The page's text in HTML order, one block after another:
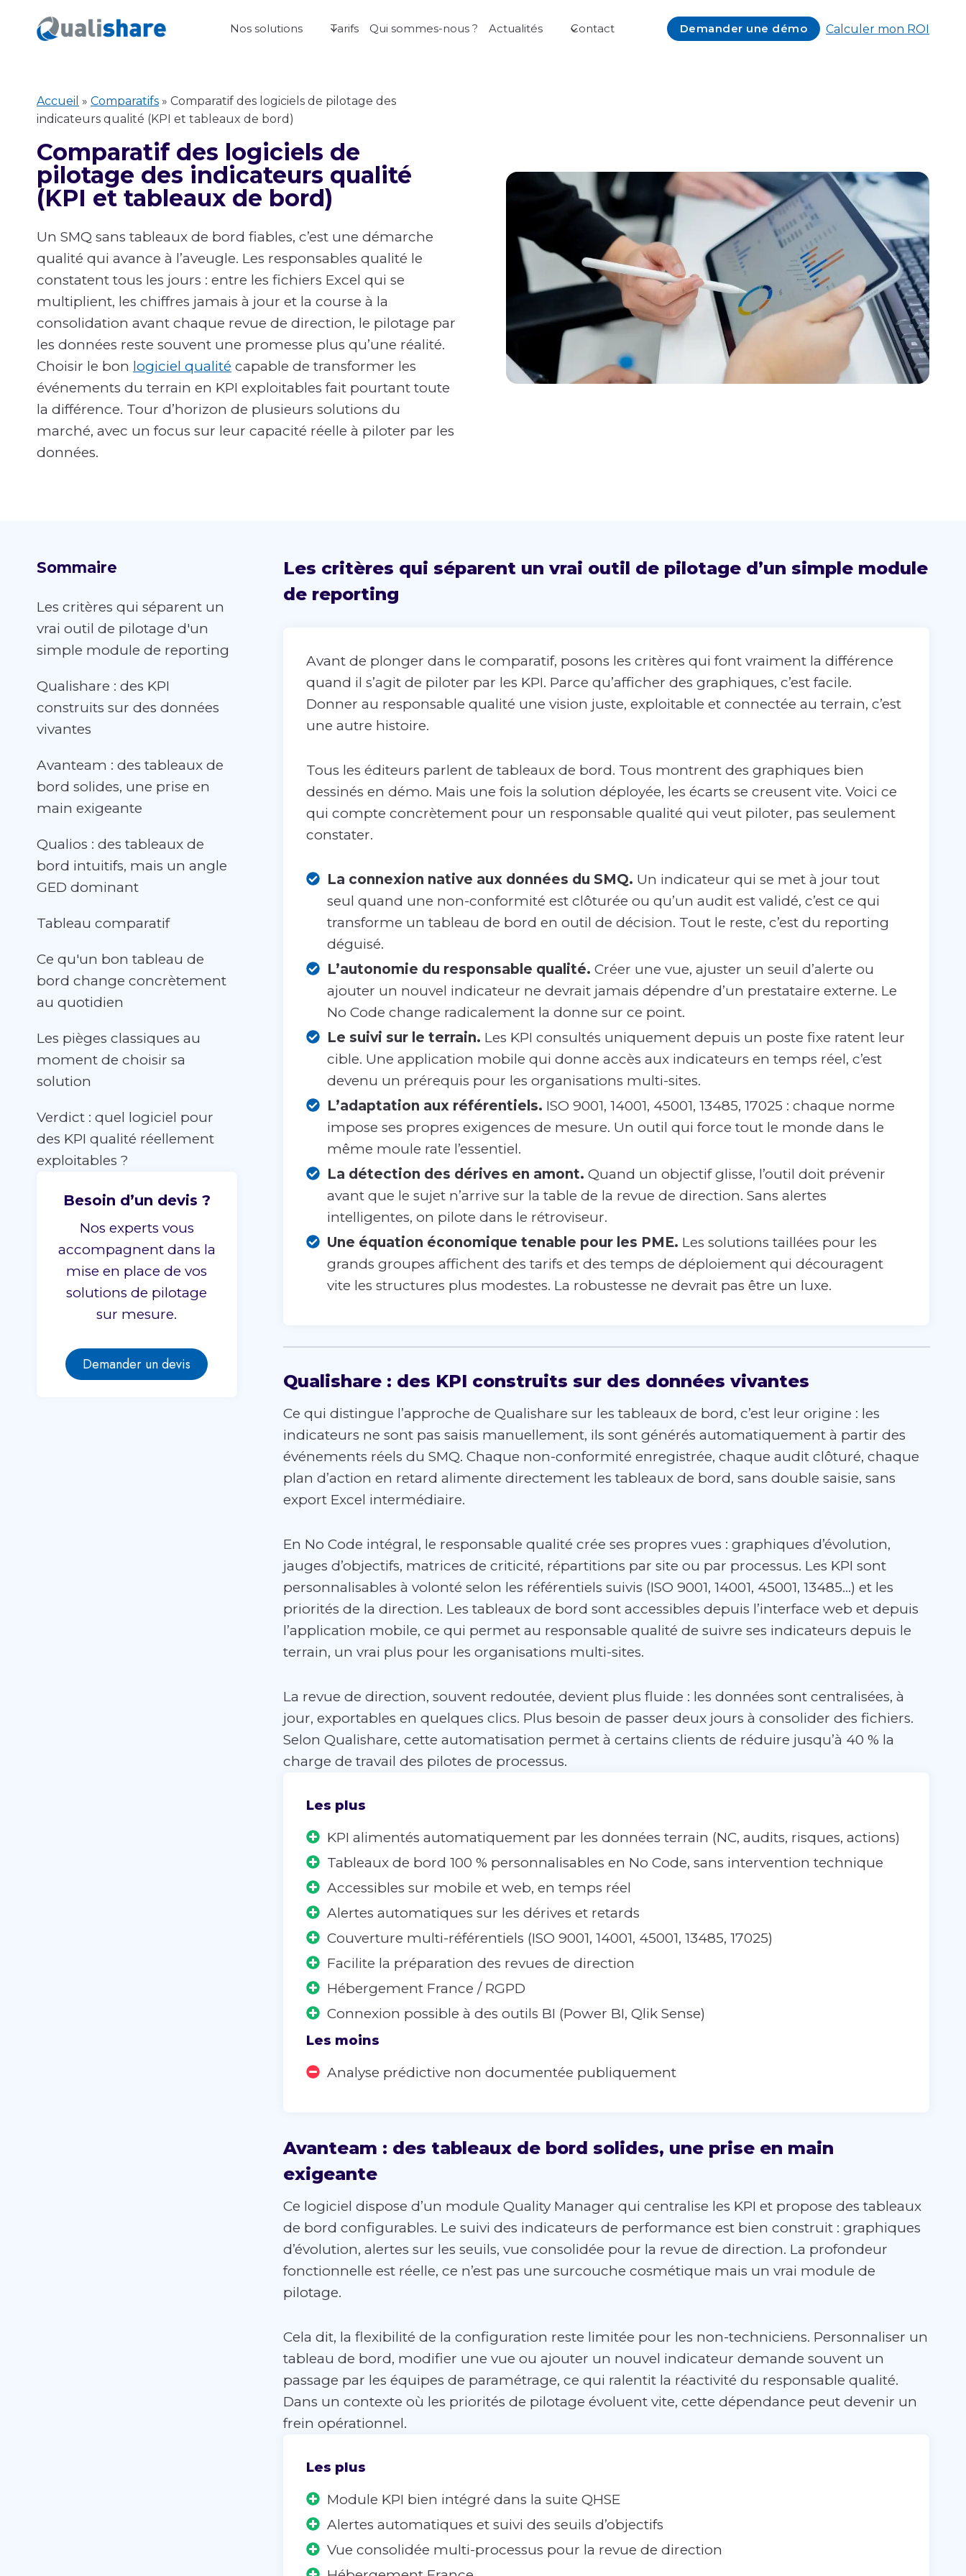
Nos solutions Tarifs Qui sommes-nous ? Actualités Contact Demander une démo Calculer mon ROI
Accueil » Comparatifs » Comparatif des logiciels de pilotage des
indicateurs qualité (KPI et tableaux de bord)
Comparatif des logiciels de
pilotage des indicateurs qualité
(KPI et tableaux de bord)
Un SMQ sans tableaux de bord fiables, c’est une démarche
qualité qui avance à l’aveugle. Les responsables qualité le
constatent tous les jours : entre les fichiers Excel qui se
multiplient, les chiffres jamais à jour et la course à la
consolidation avant chaque revue de direction, le pilotage par
les données reste souvent une promesse plus qu’une réalité.
Choisir le bon logiciel qualité capable de transformer les
événements du terrain en KPI exploitables fait pourtant toute
la différence. Tour d’horizon de plusieurs solutions du
marché, avec un focus sur leur capacité réelle à piloter par les
données.
Sommaire
Les critères qui séparent un
vrai outil de pilotage d'un
simple module de reporting
Qualishare : des KPI
construits sur des données
vivantes
Avanteam : des tableaux de
bord solides, une prise en
main exigeante
Qualios : des tableaux de
bord intuitifs, mais un angle
GED dominant
Tableau comparatif
Ce qu'un bon tableau de
bord change concrètement
au quotidien
Les pièges classiques au
moment de choisir sa
solution
Verdict : quel logiciel pour
des KPI qualité réellement
exploitables ?
Besoin d’un devis ?
Nos experts vous
accompagnent dans la
mise en place de vos
solutions de pilotage
sur mesure.
Demander un devis
Les critères qui séparent un vrai outil de pilotage d’un simple module
de reporting
Avant de plonger dans le comparatif, posons les critères qui font vraiment la différence
quand il s’agit de piloter par les KPI. Parce qu’afficher des graphiques, c’est facile.
Donner au responsable qualité une vision juste, exploitable et connectée au terrain, c’est
une autre histoire.
Tous les éditeurs parlent de tableaux de bord. Tous montrent des graphiques bien
dessinés en démo. Mais une fois la solution déployée, les écarts se creusent vite. Voici ce
qui compte concrètement pour un responsable qualité qui veut piloter, pas seulement
constater.
La connexion native aux données du SMQ. Un indicateur qui se met à jour tout
seul quand une non-conformité est clôturée ou qu’un audit est validé, c’est ce qui
transforme un tableau de bord en outil de décision. Tout le reste, c’est du reporting
déguisé.
L’autonomie du responsable qualité. Créer une vue, ajuster un seuil d’alerte ou
ajouter un nouvel indicateur ne devrait jamais dépendre d’un prestataire externe. Le
No Code change radicalement la donne sur ce point.
Le suivi sur le terrain. Les KPI consultés uniquement depuis un poste fixe ratent leur
cible. Une application mobile qui donne accès aux indicateurs en temps réel, c’est
devenu un prérequis pour les organisations multi-sites.
L’adaptation aux référentiels. ISO 9001, 14001, 45001, 13485, 17025 : chaque norme
impose ses propres exigences de mesure. Un outil qui force tout le monde dans le
même moule rate l’essentiel.
La détection des dérives en amont. Quand un objectif glisse, l’outil doit prévenir
avant que le sujet n’arrive sur la table de la revue de direction. Sans alertes
intelligentes, on pilote dans le rétroviseur.
Une équation économique tenable pour les PME. Les solutions taillées pour les
grands groupes affichent des tarifs et des temps de déploiement qui découragent
vite les structures plus modestes. La robustesse ne devrait pas être un luxe.
Qualishare : des KPI construits sur des données vivantes
Ce qui distingue l’approche de Qualishare sur les tableaux de bord, c’est leur origine : les
indicateurs ne sont pas saisis manuellement, ils sont générés automatiquement à partir des
événements réels du SMQ. Chaque non-conformité enregistrée, chaque audit clôturé, chaque
plan d’action en retard alimente directement les tableaux de bord, sans double saisie, sans
export Excel intermédiaire.
En No Code intégral, le responsable qualité crée ses propres vues : graphiques d’évolution,
jauges d’objectifs, matrices de criticité, répartitions par site ou par processus. Les KPI sont
personnalisables à volonté selon les référentiels suivis (ISO 9001, 14001, 45001, 13485…) et les
priorités de la direction. Les tableaux de bord sont accessibles depuis l’interface web et depuis
l’application mobile, ce qui permet au responsable qualité de suivre ses indicateurs depuis le
terrain, un vrai plus pour les organisations multi-sites.
La revue de direction, souvent redoutée, devient plus fluide : les données sont centralisées, à
jour, exportables en quelques clics. Plus besoin de passer deux jours à consolider des fichiers.
Selon Qualishare, cette automatisation permet à certains clients de réduire jusqu’à 40 % la
charge de travail des pilotes de processus.
Les plus
KPI alimentés automatiquement par les données terrain (NC, audits, risques, actions)
Tableaux de bord 100 % personnalisables en No Code, sans intervention technique
Accessibles sur mobile et web, en temps réel
Alertes automatiques sur les dérives et retards
Couverture multi-référentiels (ISO 9001, 14001, 45001, 13485, 17025)
Facilite la préparation des revues de direction
Hébergement France / RGPD
Connexion possible à des outils BI (Power BI, Qlik Sense)
Les moins
Analyse prédictive non documentée publiquement
Avanteam : des tableaux de bord solides, une prise en main
exigeante
Ce logiciel dispose d’un module Quality Manager qui centralise les KPI et propose des tableaux
de bord configurables. Le suivi des indicateurs de performance est bien construit : graphiques
d’évolution, alertes sur les seuils, vue consolidée pour la revue de direction. La profondeur
fonctionnelle est réelle, ce n’est pas une surcouche cosmétique mais un vrai module de
pilotage.
Cela dit, la flexibilité de la configuration reste limitée pour les non-techniciens. Personnaliser un
tableau de bord, modifier une vue ou ajouter un nouvel indicateur demande souvent un
passage par les équipes de paramétrage, ce qui ralentit la réactivité du responsable qualité.
Dans un contexte où les priorités de pilotage évoluent vite, cette dépendance peut devenir un
frein opérationnel.
Les plus
Module KPI bien intégré dans la suite QHSE
Alertes automatiques et suivi des seuils d’objectifs
Vue consolidée multi-processus pour la revue de direction